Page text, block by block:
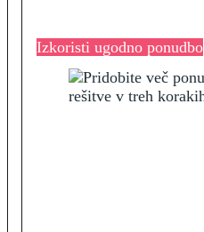
Izkoristi ugodno ponudbo